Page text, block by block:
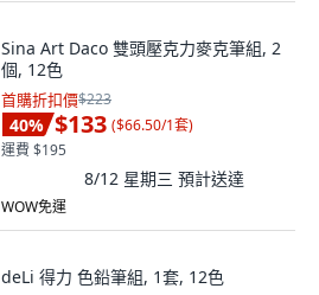
Sina Art Daco 雙頭壓克力麥克筆組, 2
個, 12色
首購折扣價$223
40% $133 ($66.50/1套)
運費 $195
8/12 星期三 預計送達
WOW免運
deLi 得力 色鉛筆組, 1套, 12色